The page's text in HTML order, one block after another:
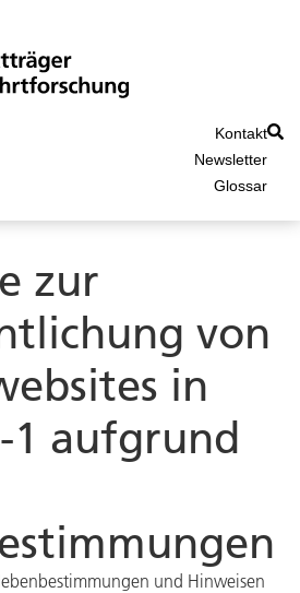
Kontakt
Newsletter
Glossar
zur
von
in
1 aufgrund
und Hinweisen